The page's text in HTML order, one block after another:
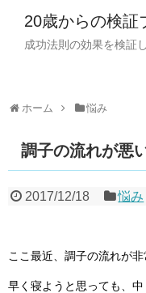
20歳からの検証
成功法則の効果を検証
ホーム 悩み
調子の流れが悪
2017/12/18 悩み
ここ最近、調子の流れが非
早く寝ようと思っても、中